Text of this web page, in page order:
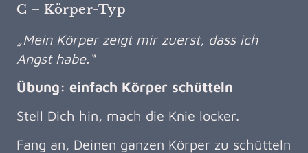
C – Körper-Typ
„Mein Körper zeigt mir zuerst, dass ich
Angst habe.“
Übung: einfach Körper schütteln
Stell Dich hin, mach die Knie locker.
Fang an, Deinen ganzen Körper zu schütteln